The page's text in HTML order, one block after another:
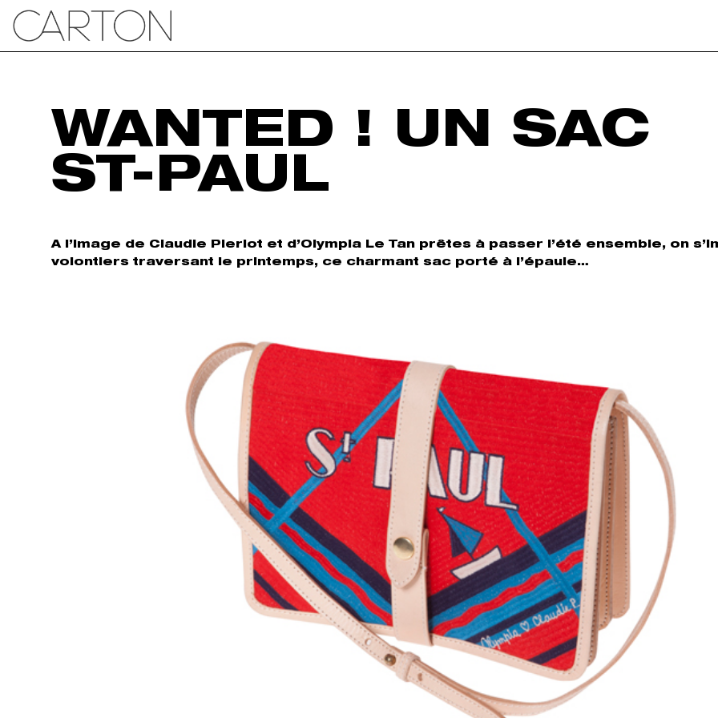
WANTED ! UN SAC
ST-PAUL
A l’image de Claudie Pierlot et d’Olympia Le Tan prêtes à passer l’été ensemble, on
volontiers traversant le printemps, ce charmant sac porté à l’épaule…